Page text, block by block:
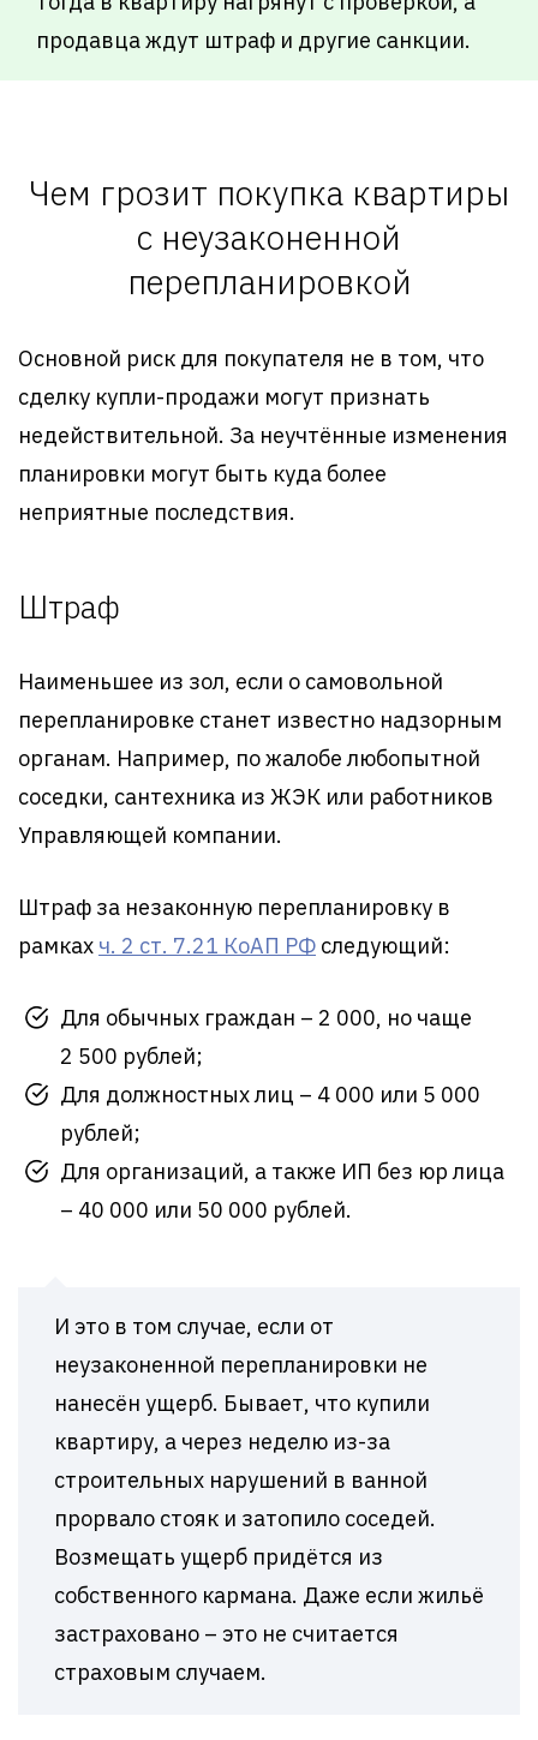
продавца ждут штраф и другие санкции.
Чем грозит покупка квартиры
с неузаконенной
перепланировкой
Основной риск для покупателя не в том, что
сделку купли-продажи могут признать
недействительной. За неучтённые изменения
планировки могут быть куда более
неприятные последствия.
Штраф
Наименьшее из зол, если о самовольной
перепланировке станет известно надзорным
органам. Например, по жалобе любопытной
соседки, сантехника из ЖЭК или работников
Управляющей компании.
Штраф за незаконную перепланировку в
рамках ч. 2 ст. 7.21 КоАП РФ следующий:
Для обычных граждан – 2 000, но чаще
2 500 рублей;
Для должностных лиц – 4 000 или 5 000
рублей;
Для организаций, а также ИП без юр лица
– 40 000 или 50 000 рублей.
И это в том случае, если от
неузаконенной перепланировки не
нанесён ущерб. Бывает, что купили
квартиру, а через неделю из-за
строительных нарушений в ванной
прорвало стояк и затопило соседей.
Возмещать ущерб придётся из
собственного кармана. Даже если жильё
застраховано – это не считается
страховым случаем.